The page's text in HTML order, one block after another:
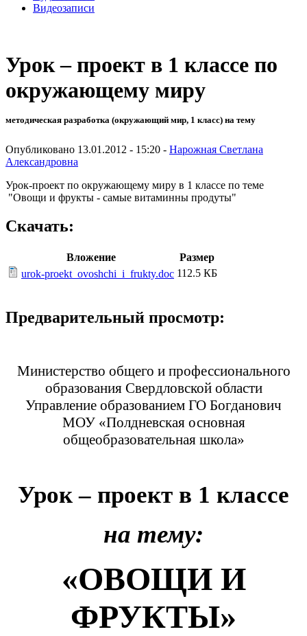
Видеозаписи
Урок – проект в 1 классе по
окружающему миру
методическая разработка (окружающий мир, 1 класс) на тему
Опубликовано 13.01.2012 - 15:20 - Нарожная Светлана
Александровна
Урок-проект по окружающему миру в 1 классе по теме
"Овощи и фрукты - самые витаминны продуты"
Скачать:
Вложение
Размер
urok-proekt_ovoshchi_i_frukty.doc 112.5 КБ
Предварительный просмотр:
Министерство общего и профессионального
образования Свердловской области
Управление образованием ГО Богданович
МОУ «Полдневская основная
общеобразовательная школа»
Урок – проект в 1 классе
на тему:
«ОВОЩИ И
ФРУКТЫ»